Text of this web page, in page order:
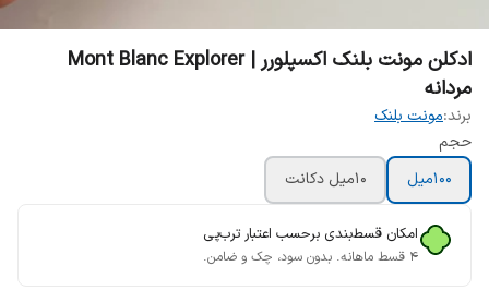
ادکلن مونت بلنک اکسپلورر | Mont Blanc Explorer
مردانه
برند:مونت بلنک
حجم
100میل
10میل دکانت
امکان قسط‌بندی برحسب اعتبار ترب‌پی
۴ قسط ماهانه. بدون سود، چک و ضامن.